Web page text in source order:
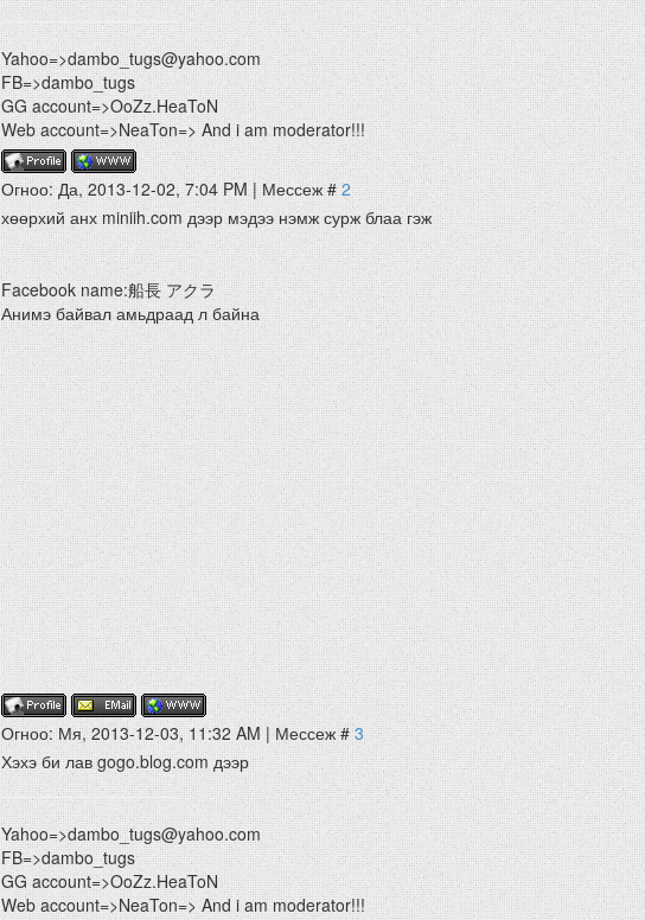
Yahoo=>dambo_tugs@yahoo.com
FB=>dambo_tugs
GG account=>OoZz.HeaToN
Web account=>NeaTon=> And i am moderator!!!
Огноо: Да, 2013-12-02, 7:04 PM | Мессеж #2
хөөрхий анх miniih.com дээр мэдээ нэмж сурж блаа гэж
Facebook name:船長 アクラ
Анимэ байвал амьдраад л байна
Огноо: Мя, 2013-12-03, 11:32 AM | Мессеж #3
Хэхэ би лав gogo.blog.com дээр
Yahoo=>dambo_tugs@yahoo.com
FB=>dambo_tugs
GG account=>OoZz.HeaToN
Web account=>NeaTon=> And i am moderator!!!